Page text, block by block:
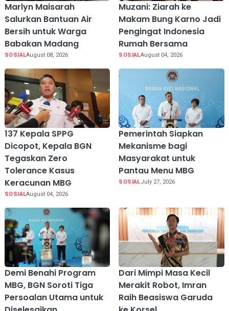
Marlyn Maisarah
Salurkan Bantuan Air
Bersih untuk Warga
Babakan Madang
SOSIALAugust 08, 2026
Muzani: Ziarah ke
Makam Bung Karno Jadi
Pengingat Indonesia
Rumah Bersama
SOSIALAugust 04, 2026
137 Kepala SPPG
Dicopot, Kepala BGN
Tegaskan Zero
Tolerance Kasus
Keracunan MBG
SOSIALAugust 04, 2026
Pemerintah Siapkan
Mekanisme bagi
Masyarakat untuk
Pantau Menu MBG
SOSIALJuly 27, 2026
Demi Benahi Program
MBG, BGN Soroti Tiga
Persoalan Utama untuk
Dari Mimpi Masa Kecil
Merakit Robot, Imran
Raih Beasiswa Garuda